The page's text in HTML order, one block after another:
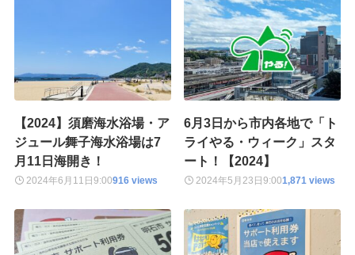
【2024】須磨海水浴場・ア
ジュール舞子海水浴場は7
月11日海開き！
2024年6月11日 9:00916 views
6月3日から市内各地で「ト
ライやる・ウィーク」スタ
ート！【2024】
2024年5月23日9:001,871 views